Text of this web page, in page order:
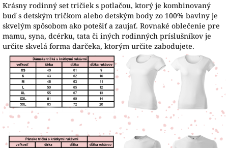
Krásny rodinný set tričiek s potlačou, ktorý je kombinovaný
buď s detským tričkom alebo detským body zo 100% bavlny je
skvelým spôsobom ako potešiť a zaujať. Rovnaké oblečenie pre
mamu, syna, dcérku, tata či iných rodinných príslušníkov je
určite skvelá forma darčeka, ktorým určite zabodujete.